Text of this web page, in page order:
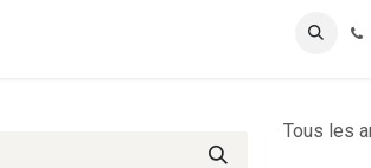
Inscription Clients
Tous les